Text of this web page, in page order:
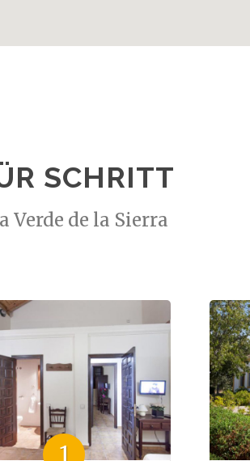
SCHRITT
Verde de la Sierra
1